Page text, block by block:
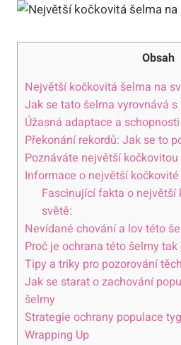
Obsah
Největší kočkovitá šelma na
Jak se tato šelma vyrovnává s
Úžasná adaptace a
Překonání rekordů: Jak se to
Poznáváte největší
Informace o největší
Fascinující fakta o největší
světě:
Nevídané chování a lov této
Proč je ochrana této šelmy
Tipy a triky pro pozorování
Jak se starat o zachování
šelmy
Strategie ochrany populace
Wrapping Up